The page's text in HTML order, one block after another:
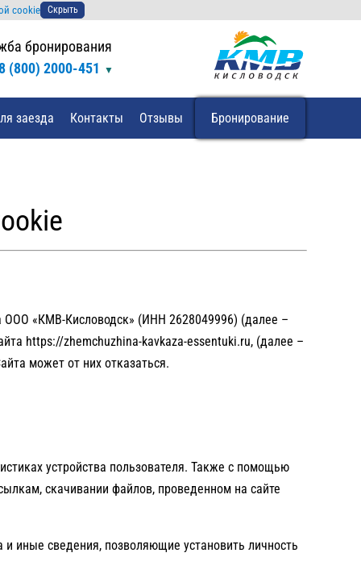
cookie Скрыть
бронирования
8 (800) 2000-451
заезда Контакты Отзывы Бронирование
ООО «КМВ-Кисловодск» (ИНН 2628049996) (далее –
https://zhemchuzhina-kavkaza-essentuki.ru, (далее –
может от них отказаться.
устройства пользователя. Также с помощью
скачивании файлов, проведенном на сайте
иные сведения, позволяющие установить личность